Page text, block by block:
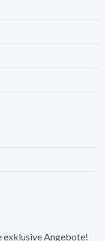
exklusive Angebote!